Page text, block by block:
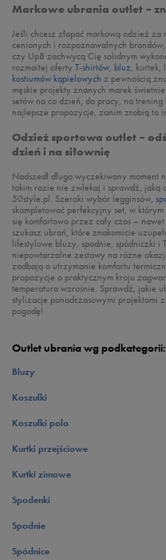
Markowe ubrania outlet –
Jeśli chcesz złapać markową odzież
cenionych i rozpoznawalnych
czy Up8 zachwycą Cię solidnym
rozmaitej oferty T-shirtów, bluz, kurtek,
kostiumów kąpielowych z pewnością
męskie projekty znanych marek
setów na co dzień, do pracy, na
najlepsze propozycje, zanim zrobią to
Odzież sportowa outlet –
dzień i na siłownię
Nadszedł długo wyczekiwany
takim razie nie zwlekaj i sprawdź, jaką
50style.pl. Szeroki wybór legginsów,
skompletować perfekcyjny set, w
się komfortowo przez cały czas –
szukasz ubrań, które znakomicie
lifestylowe bluzy, spodnie, spódniczki i
niepowtarzalne zestawy na różne
zadbają o utrzymanie komfortu
propozycje o praktycznym kroju
temperatura wzrośnie. Sprawdź, jakie
stylizacje ponadczasowymi projektami
pogodę!
Outlet ubrania wg podkategorii:
Bluzy
Koszulki
Koszulki polo
Kurtki przejściowe
Kurtki zimowe
Spodenki
Spodnie
Spódnice